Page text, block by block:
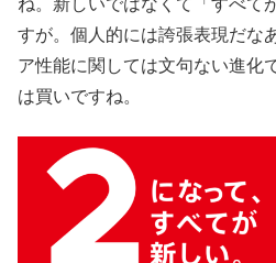
ね。新しいではなくて「すべて
すが。個人的には誇張表現だな
ア性能に関しては文句ない進化
は買いですね。